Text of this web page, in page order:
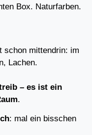
Box. Naturfarben.
schon mittendrin: im
Lachen.
– es ist ein
.
: mal ein bisschen